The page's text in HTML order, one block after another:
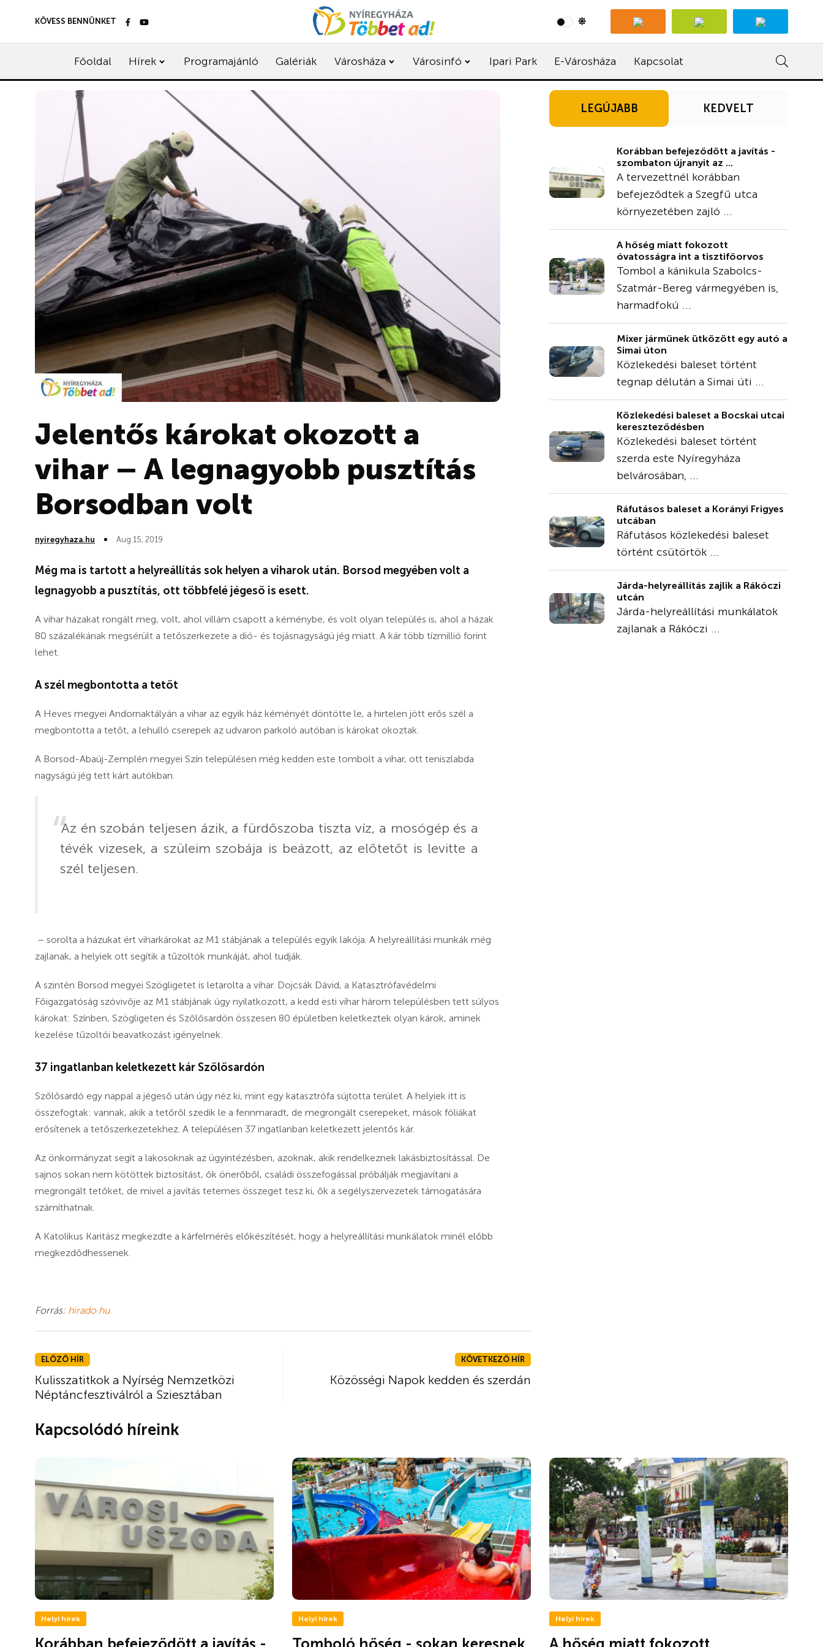
KÖVESS BENNÜNKET
Főoldal Hírek Programajánló Galériák Városháza Városinfó Ipari Park E-Városháza Kapcsolat
Jelentős károkat okozott a
vihar – A legnagyobb pusztítás
Borsodban volt
nyiregyhaza.hu Aug 15, 2019
Még ma is tartott a helyreállítás sok helyen a viharok után. Borsod megyében volt a
legnagyobb a pusztítás, ott többfelé jégeső is esett.
A vihar házakat rongált meg, volt, ahol villám csapott a kéménybe, és volt olyan település is, ahol a házak
80 százalékának megsérült a tetőszerkezete a dió- és tojásnagyságú jég miatt. A kár több tízmillió forint
lehet.
A szél megbontotta a tetőt
A Heves megyei Andornaktályán a vihar az egyik ház kéményét döntötte le, a hirtelen jött erős szél a
megbontotta a tetőt, a lehulló cserepek az udvaron parkoló autóban is károkat okoztak.
A Borsod-Abaúj-Zemplén megyei Szín településen még kedden este tombolt a vihar, ott teniszlabda
nagyságú jég tett kárt autókban.
Az én szobán teljesen ázik, a fürdőszoba tiszta víz, a mosógép és a
tévék vizesek, a szüleim szobája is beázott, az előtetőt is levitte a
szél teljesen.
– sorolta a házukat ért viharkárokat az M1 stábjának a település egyik lakója. A helyreállítási munkák még
zajlanak, a helyiek ott segítik a tűzoltók munkáját, ahol tudják.
A szintén Borsod megyei Szögligetet is letarolta a vihar. Dojcsák Dávid, a Katasztrófavédelmi
Főigazgatóság szóvivője az M1 stábjának úgy nyilatkozott, a kedd esti vihar három településben tett súlyos
károkat: Színben, Szögligeten és Szőlősardón összesen 80 épületben keletkeztek olyan károk, aminek
kezelése tűzoltói beavatkozást igényelnek.
37 ingatlanban keletkezett kár Szőlősardón
Szőlősardó egy nappal a jégeső után úgy néz ki, mint egy katasztrófa sújtotta terület. A helyiek itt is
összefogtak: vannak, akik a tetőről szedik le a fennmaradt, de megrongált cserepeket, mások fóliákat
erősítenek a tetőszerkezetekhez. A településen 37 ingatlanban keletkezett jelentős kár.
Az önkormányzat segít a lakosoknak az ügyintézésben, azoknak, akik rendelkeznek lakásbiztosítással. De
sajnos sokan nem kötöttek biztosítást, ők önerőből, családi összefogással próbálják megjavítani a
megrongált tetőket, de mivel a javítás tetemes összeget tesz ki, ők a segélyszervezetek támogatására
számíthatnak.
A Katolikus Karitász megkezdte a kárfelmérés előkészítését, hogy a helyreállítási munkálatok minél előbb
megkezdődhessenek.
Forrás: hirado.hu
ELŐZŐ HÍR
Kulisszatitkok a Nyírség Nemzetközi
Néptáncfesztiválról a Sziesztában
KÖVETKEZŐ HÍR
Közösségi Napok kedden és szerdán
LEGÚJABB KEDVELT
Korábban befejeződött a javítás -
szombaton újranyit az ...
A tervezettnél korábban
befejeződtek a Szegfű utca
környezetében zajló ...
A hőség miatt fokozott
óvatosságra int a tisztifőorvos
Tombol a kánikula Szabolcs-
Szatmár-Bereg vármegyében is,
harmadfokú ...
Mixer járműnek ütközött egy autó a
Simai úton
Közlekedési baleset történt
tegnap délután a Simai úti ...
Közlekedési baleset a Bocskai utcai
kereszteződésben
Közlekedési baleset történt
szerda este Nyíregyháza
belvárosában, ...
Ráfutásos baleset a Korányi Frigyes
utcában
Ráfutásos közlekedési baleset
történt csütörtök ...
Járda-helyreállítás zajlik a Rákóczi
utcán
Járda-helyreállítási munkálatok
zajlanak a Rákóczi ...
Kapcsolódó híreink
Helyi hírek
Korábban befejeződött a javítás -
Helyi hírek
Tomboló hőség - sokan keresnek
Helyi hírek
A hőség miatt fokozott